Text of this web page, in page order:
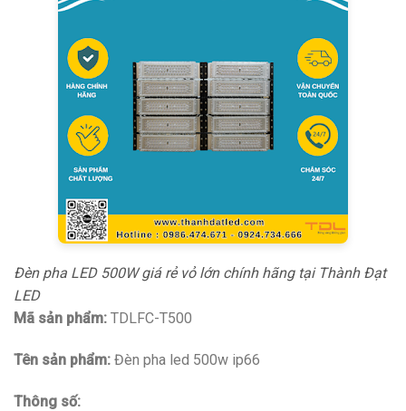
Đèn pha LED 500W giá rẻ vỏ lớn chính hãng tại Thành Đạt
LED
Mã sản phẩm: TDLFC-T500
Tên sản phẩm: Đèn pha led 500w ip66
Thông số: